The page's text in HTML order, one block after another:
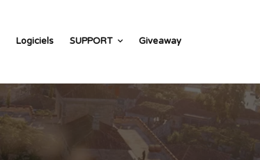
Logiciels SUPPORT Giveaway